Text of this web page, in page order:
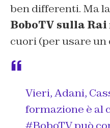
ben differenti. Ma
BoboTV sulla Rai
cuori (per usare un
Vieri, Adani,
formazione è al